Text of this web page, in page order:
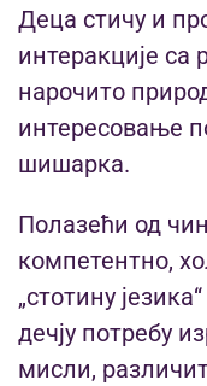
Деца стичу и
интеракције са
нарочито
интересовање
шишарка.
Полазећи од
компетентно,
„стотину
дечју потребу
мисли,